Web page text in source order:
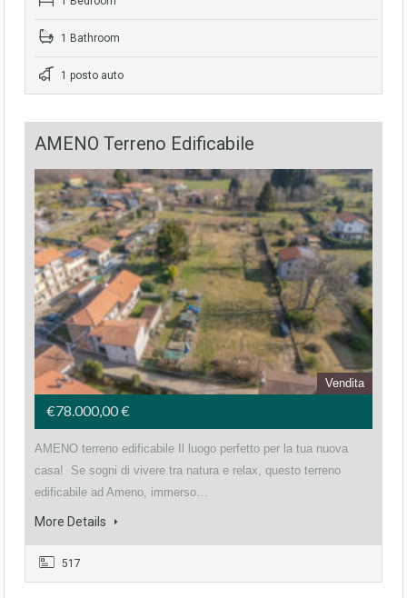
1 Bathroom
1 posto auto
AMENO Terreno Edificabile
Vendita
€78.000,00 €
AMENO terreno edificabile Il luogo perfetto per la tua nuova
casa! Se sogni di vivere tra natura e relax, questo terreno
edificabile ad Ameno, immerso…
More Details
517